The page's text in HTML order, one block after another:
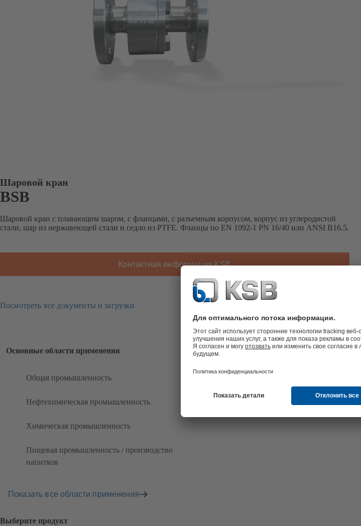
Шаровой кран
BSB
Шаровой кран с плавающим шаром, с фланцами, с разъемным корпусом, корпус из углеродистой
стали, шар из нержавеющей стали и седло из PTFE. Фланцы по EN 1092-1 PN 16/40 или ANSI B16.5.
Контактная информация KSB
Посмотреть все документы и загрузки
Основные области применения
Общая промышленность
Нефтехимическая промышленность
Химическая промышленность
Пищевая промышленность / производство
напитков
Показать все области применения
Выберите продукт